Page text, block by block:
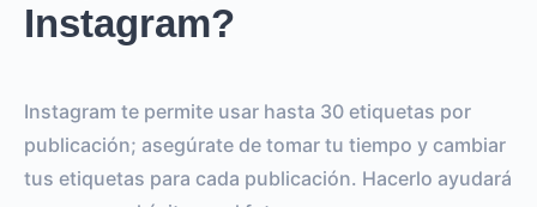
Instagram?
Instagram te permite usar hasta 30 etiquetas por
publicación; asegúrate de tomar tu tiempo y cambiar
tus etiquetas para cada publicación. Hacerlo ayudará